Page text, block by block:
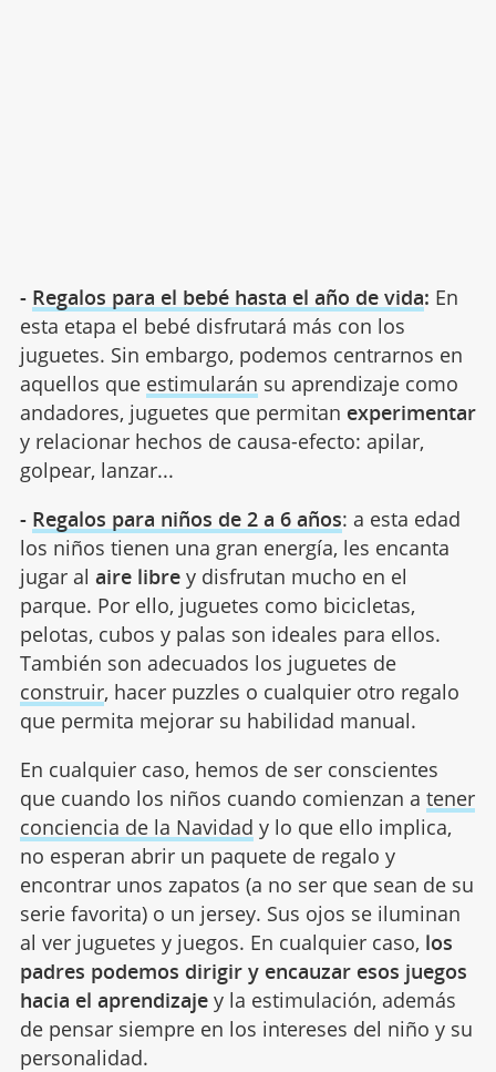
- Regalos para el bebé hasta el año de vida: En
esta etapa el bebé disfrutará más con los
juguetes. Sin embargo, podemos centrarnos en
aquellos que estimularán su aprendizaje como
andadores, juguetes que permitan experimentar
y relacionar hechos de causa-efecto: apilar,
golpear, lanzar...
- Regalos para niños de 2 a 6 años: a esta edad
los niños tienen una gran energía, les encanta
jugar al aire librey disfrutan mucho en el
parque. Por ello, juguetes como bicicletas,
pelotas, cubos y palas son ideales para ellos.
También son adecuados los juguetes de
construir, hacer puzzles o cualquier otro regalo
que permita mejorar su habilidad manual.
En cualquier caso, hemos de ser conscientes
que cuando los niños cuando comienzan a tener
conciencia de la Navidad y lo que ello implica,
no esperan abrir un paquete de regalo y
encontrar unos zapatos (a no ser que sean de su
serie favorita) o un jersey. Sus ojos se iluminan
al ver juguetes y juegos. En cualquier caso, los
padres podemos dirigir y encauzar esos juegos
hacia el aprendizajey la estimulación, además
de pensar siempre en los intereses del niño y su
personalidad.